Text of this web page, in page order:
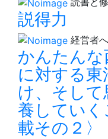
説得力
経営者
かんたん
に対する
け、そし
養してい
載その２〉